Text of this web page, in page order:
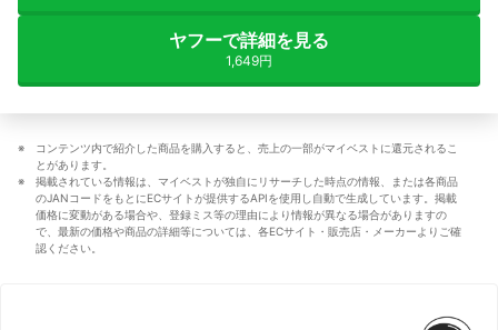
ヤフーで詳細を見る
1,649円
コンテンツ内で紹介した商品を購入すると、売上の一部がマイベストに還元されるこ
とがあります。
掲載されている情報は、マイベストが独自にリサーチした時点の情報、または各商品
のJANコードをもとにECサイトが提供するAPIを使用し自動で生成しています。掲載
価格に変動がある場合や、登録ミス等の理由により情報が異なる場合がありますの
で、最新の価格や商品の詳細等については、各ECサイト・販売店・メーカーよりご確
認ください。